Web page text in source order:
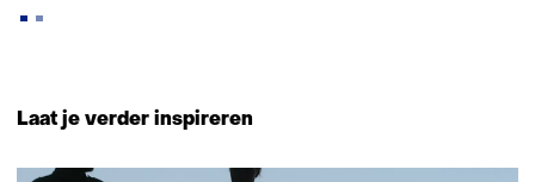
(Neem
Laat je verder inspireren